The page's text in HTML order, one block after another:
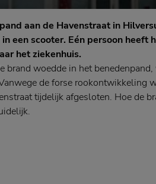
aan de Havenstraat in
een scooter. Eén persoon heeft
het ziekenhuis.
brand woedde in het
de forse rookontwikkeling
tijdelijk afgesloten. Hoe de